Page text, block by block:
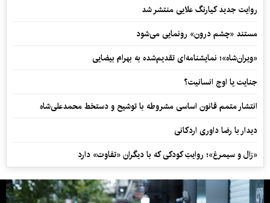
روایت جدید کیارنگ علایی منتشر شد
مستند «چشم درون» رونمایی می‌شود
«ویران‌شاه»؛ نمایشنامه‌ای تقدیم‌شده به بهرام بیضایی
جنایت یا اوج انسانیت؟
انتشار متمم قانون اساسی مشروطه با توشیح و دستخط محمدعلی‌شاه
دیدار با رضا داوری اردکانی
«زال و سیمرغ»؛ روایتِ کودکی که با دیگران «تفاوت» دارد